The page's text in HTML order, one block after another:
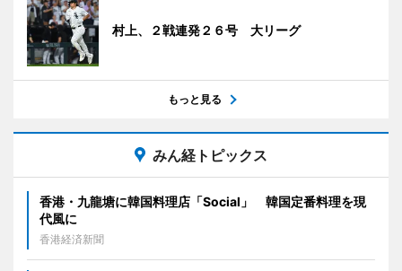
村上、２戦連発２６号 大リーグ
もっと見る
みん経トピックス
香港・九龍塘に韓国料理店「Social」 韓国定番料理を現
代風に
香港経済新聞